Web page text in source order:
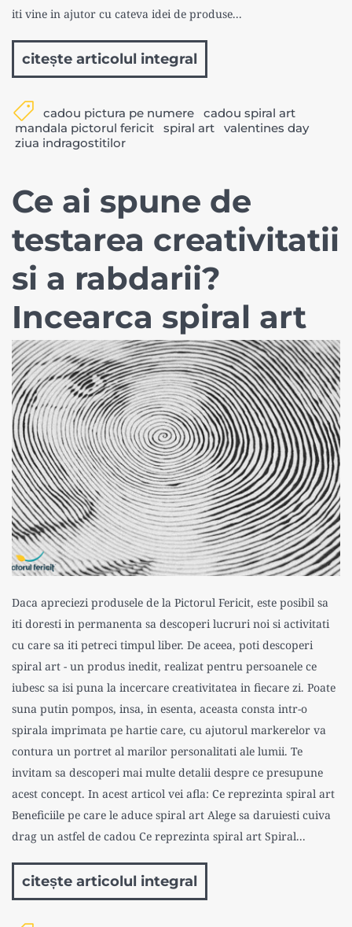
iti vine in ajutor cu cateva idei de produse...
citește articolul integral
cadou pictura pe numere
cadou spiral art
mandala pictorul fericit
spiral art
valentines day
ziua indragostitilor
Ce ai spune de
testarea creativitatii
si a rabdarii?
Incearca spiral art
Daca apreciezi produsele de la Pictorul Fericit, este posibil sa
iti doresti in permanenta sa descoperi lucruri noi si activitati
cu care sa iti petreci timpul liber. De aceea, poti descoperi
spiral art - un produs inedit, realizat pentru persoanele ce
iubesc sa isi puna la incercare creativitatea in fiecare zi. Poate
suna putin pompos, insa, in esenta, aceasta consta intr-o
spirala imprimata pe hartie care, cu ajutorul markerelor va
contura un portret al marilor personalitati ale lumii. Te
invitam sa descoperi mai multe detalii despre ce presupune
acest concept. In acest articol vei afla: Ce reprezinta spiral art
Beneficiile pe care le aduce spiral art Alege sa daruiesti cuiva
drag un astfel de cadou Ce reprezinta spiral art Spiral...
citește articolul integral